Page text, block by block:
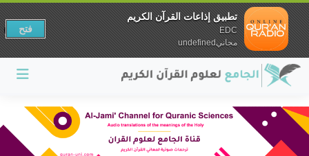
تطبيق إذاعات القرآن الكريم
EDC
مجانيundefined
فتح